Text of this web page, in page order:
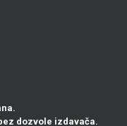
dozvole izdavača.